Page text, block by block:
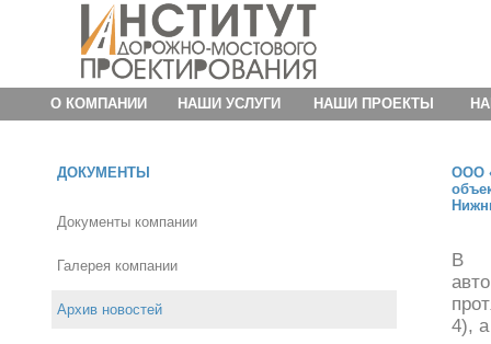
О КОМПАНИИ НАШИ УСЛУГИ НАШИ ПРОЕКТЫ
ДОКУМЕНТЫ
Документы компании
Галерея компании
Архив новостей
ООО
В
4),